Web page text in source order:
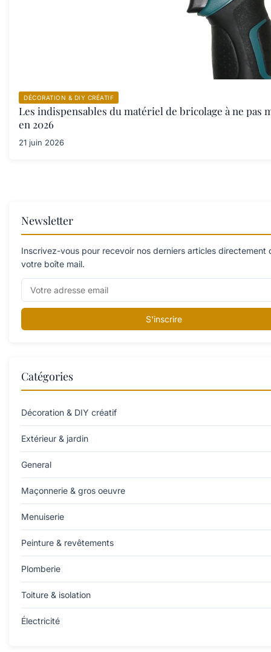
DÉCORATION & DIY CRÉATIF
Les indispensables du matériel de bricolage à ne pas
en 2026
21 juin 2026
Newsletter
Inscrivez-vous pour recevoir nos derniers articles directement
votre boîte mail.
S'inscrire
Catégories
Décoration & DIY créatif
Extérieur & jardin
General
Maçonnerie & gros oeuvre
Menuiserie
Peinture & revêtements
Plomberie
Toiture & isolation
Électricité